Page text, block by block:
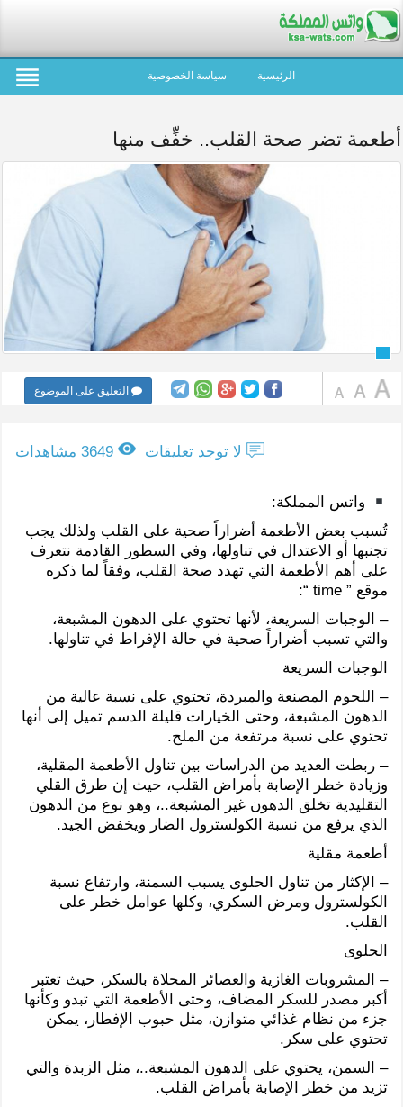
الرئيسية سياسة الخصوصية
أطعمة تضر صحة القلب.. خفِّف منها
التعليق على الموضوع
لا توجد تعليقات 3649 مشاهدات
واتس المملكة:
تُسبب بعض الأطعمة أضراراً صحية على القلب ولذلك يجب
تجنبها أو الاعتدال في تناولها، وفي السطور القادمة نتعرف
على أهم الأطعمة التي تهدد صحة القلب، وفقاً لما ذكره
موقع ” time “:
– الوجبات السريعة، لأنها تحتوي على الدهون المشبعة،
والتي تسبب أضراراً صحية في حالة الإفراط في تناولها.
الوجبات السريعة
– اللحوم المصنعة والمبردة، تحتوي على نسبة عالية من
الدهون المشبعة، وحتى الخيارات قليلة الدسم تميل إلى أنها
تحتوي على نسبة مرتفعة من الملح.
– ربطت العديد من الدراسات بين تناول الأطعمة المقلية،
وزيادة خطر الإصابة بأمراض القلب، حيث إن طرق القلي
التقليدية تخلق الدهون غير المشبعة..، وهو نوع من الدهون
الذي يرفع من نسبة الكولسترول الضار ويخفض الجيد.
أطعمة مقلية
– الإكثار من تناول الحلوى يسبب السمنة، وارتفاع نسبة
الكولسترول ومرض السكري، وكلها عوامل خطر على
القلب.
الحلوى
– المشروبات الغازية والعصائر المحلاة بالسكر، حيث تعتبر
أكبر مصدر للسكر المضاف، وحتى الأطعمة التي تبدو وكأنها
جزء من نظام غذائي متوازن، مثل حبوب الإفطار، يمكن
تحتوي على سكر.
– السمن، يحتوي على الدهون المشبعة..، مثل الزبدة والتي
تزيد من خطر الإصابة بأمراض القلب.